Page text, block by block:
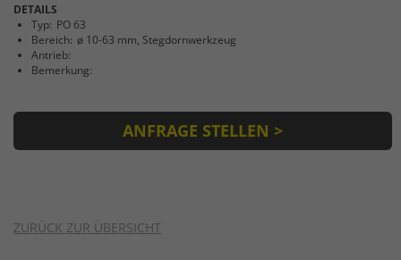
DETAILS
Typ: PO 63
Bereich: ø 10-63 mm, Stegdornwerkzeug
Antrieb:
Bemerkung:
ANFRAGE STELLEN >
ZURÜCK ZUR ÜBERSICHT